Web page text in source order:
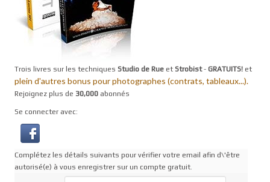
Trois livres sur les techniques Studio de Rue et Strobist- GRATUITS! et
plein d'autres bonus pour photographes (contrats, tableaux...).
Rejoignez plus de 30,000 abonnés
Se connecter avec:
Complétez les détails suivants pour vérifier votre email afin d\'être
autorisé(e) à vous enregistrer sur un compte gratuit.